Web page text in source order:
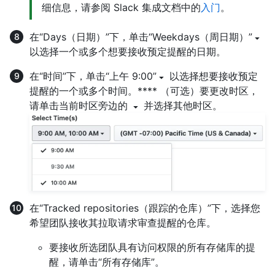
细信息，请参阅 Slack 集成文档中的 入门。
在“Days（日期）”下，单击“Weekdays（周日期）”
以选择一个或多个想要接收预定提醒的日期。
在“时间”下，单击“上午 9:00”
以选择想要接收预定
提醒的一个或多个时间。**** （可选）要更改时区，
请单击当前时区旁边的
并选择其他时区。
在“Tracked repositories（跟踪的仓库）”下，选择您
希望团队接收其拉取请求审查提醒的仓库。
要接收所选团队具有访问权限的所有存储库的提
醒，请单击“所有存储库”。